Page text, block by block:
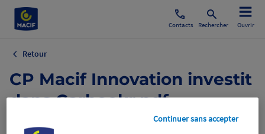
Contacts Rechercher Ouvrir
Retour
CP Macif Innovation investit
dans Carbookr.pdf
20 juin 2023
Continuer sans accepter